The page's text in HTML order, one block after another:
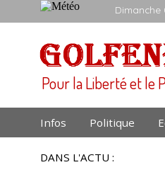
Dimanche
Pour la Liberté et le
Infos Politique
DANS L'ACTU :